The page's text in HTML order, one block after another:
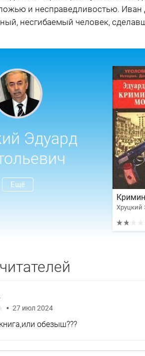
и несправедливостью.
несгибаемый человек,
Эдуард
Ещё
27 июл 2024
обезыш???